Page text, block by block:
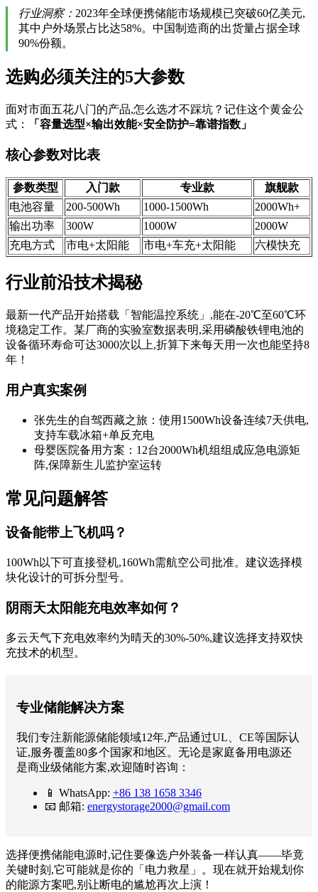
行业洞察： 2023年全球便携储能市场规模已突破60亿美元,
其中户外场景占比达58%。中国制造商的出货量占据全球
90%份额。
选购必须关注的5大参数
面对市面五花八门的产品,怎么选才不踩坑？记住这个黄金公
式：
「容量选型×输出效能×安全防护=靠谱指数」
核心参数对比表
参数类型 入门款 专业款
旗舰款
电池容量
200-500Wh 1000-1500Wh
2000Wh+
输出功率
300W 1000W
2000W
充电方式
市电+太阳能 市电+车充+太阳能 六模快充
行业前沿技术揭秘
最新一代产品开始搭载「智能温控系统」,能在-20℃至60℃环
境稳定工作。某厂商的实验室数据表明,采用磷酸铁锂电池的
设备循环寿命可达3000次以上,折算下来每天用一次也能坚持8
年！
用户真实案例
张先生的自驾西藏之旅：使用1500Wh设备连续7天供电,
支持车载冰箱+单反充电
母婴医院备用方案：12台2000Wh机组组成应急电源矩
阵,保障新生儿监护室运转
常见问题解答
设备能带上飞机吗？
100Wh以下可直接登机,160Wh需航空公司批准。建议选择模
块化设计的可拆分型号。
阴雨天太阳能充电效率如何？
多云天气下充电效率约为晴天的30%-50%,建议选择支持双快
充技术的机型。
专业储能解决方案
我们专注新能源储能领域12年,产品通过UL、CE等国际认
证,服务覆盖80多个国家和地区。无论是家庭备用电源还
是商业级储能方案,欢迎随时咨询：
📱 WhatsApp: +86 138 1658 3346
📧 邮箱: energystorage2000@gmail.com
选择便携储能电源时,记住要像选户外装备一样认真——毕竟
关键时刻,它可能就是你的「电力救星」。现在就开始规划你
的能源方案吧,别让断电的尴尬再次上演！